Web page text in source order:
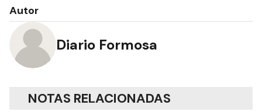
Autor
Diario Formosa
NOTAS RELACIONADAS